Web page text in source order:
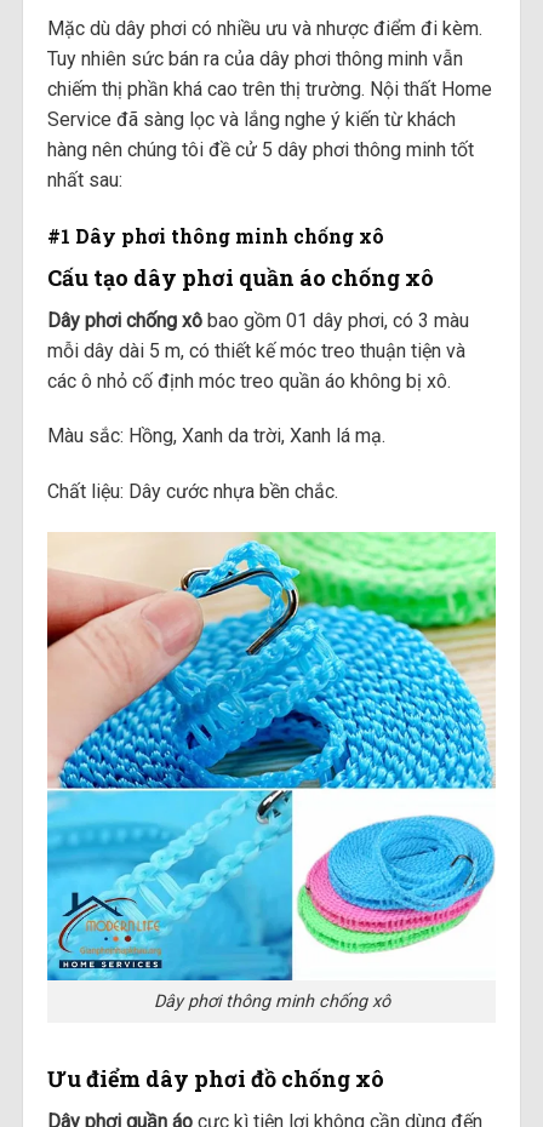
Mặc dù dây phơi có nhiều ưu và nhược điểm đi kèm.
Tuy nhiên sức bán ra của dây phơi thông minh vẫn
chiếm thị phần khá cao trên thị trường. Nội thất Home
Service đã sàng lọc và lắng nghe ý kiến từ khách
hàng nên chúng tôi đề cử 5 dây phơi thông minh tốt
nhất sau:
#1 Dây phơi thông minh chống xô
Cấu tạo dây phơi quần áo chống xô
Dây phơi chống xôbao gồm 01 dây phơi, có 3 màu
mỗi dây dài 5 m, có thiết kế móc treo thuận tiện và
các ô nhỏ cố định móc treo quần áo không bị xô.
Màu sắc: Hồng, Xanh da trời, Xanh lá mạ.
Chất liệu: Dây cước nhựa bền chắc.
Dây phơi thông minh chống xô
Ưu điểm dây phơi đồ chống xô
Dây phơi quần áocực kì tiện lợi không cần dùng đến